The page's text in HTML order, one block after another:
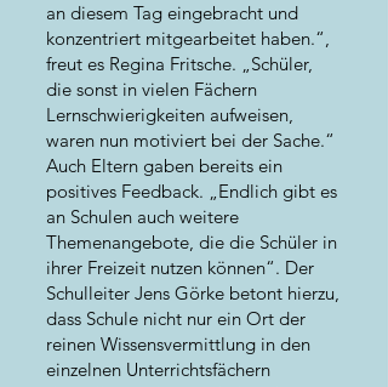
an diesem Tag eingebracht und
konzentriert mitgearbeitet haben.“,
freut es Regina Fritsche. „Schüler,
die sonst in vielen Fächern
Lernschwierigkeiten aufweisen,
waren nun motiviert bei der Sache.“
Auch Eltern gaben bereits ein
positives Feedback. „Endlich gibt es
an Schulen auch weitere
Themenangebote, die die Schüler in
ihrer Freizeit nutzen können“. Der
Schulleiter Jens Görke betont hierzu,
dass Schule nicht nur ein Ort der
reinen Wissensvermittlung in den
einzelnen Unterrichtsfächern